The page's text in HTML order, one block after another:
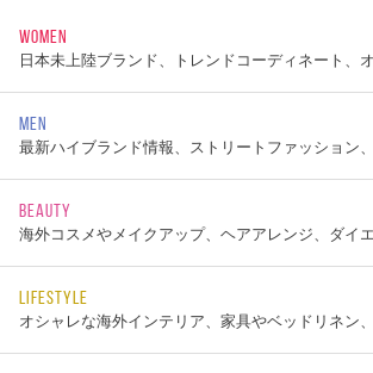
WOMEN
日本未上陸ブランド、トレンドコーディネート、
MEN
最新ハイブランド情報、ストリートファッション
BEAUTY
海外コスメやメイクアップ、ヘアアレンジ、ダイ
LIFESTYLE
オシャレな海外インテリア、家具やベッドリネン